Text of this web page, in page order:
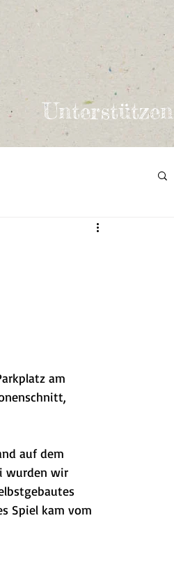
Unterstützen
am
auf dem
wurden wir
Spiel kam vom